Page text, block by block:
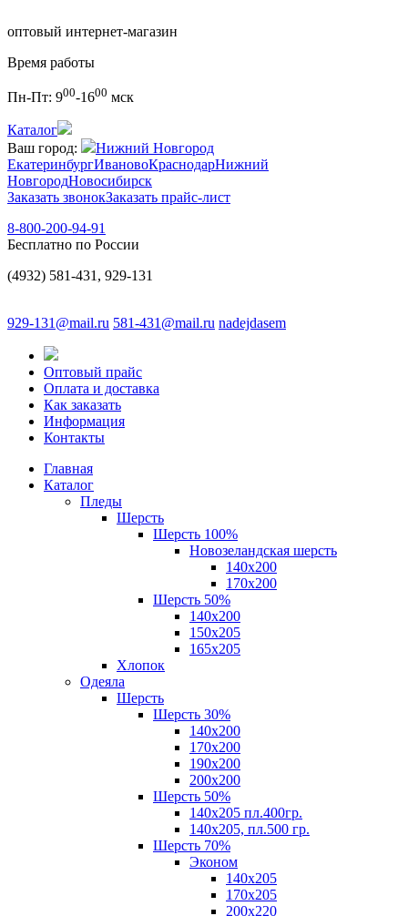
оптовый интернет-магазин
Время работы
Пн-Пт: 900-1600 мск
Каталог
Ваш город:
Нижний Новгород
ЕкатеринбургИвановоКраснодарНижний
НовгородНовосибирск
Заказать звонокЗаказать прайс-лист
8-800-200-94-91
Бесплатно по России
(4932) 581-431, 929-131
929-131@mail.ru 581-431@mail.ru nadejdasem
Оптовый прайс
Оплата и доставка
Как заказать
Информация
Контакты
Главная
Каталог
Пледы
Шерсть
Шерсть 100%
Новозеландская шерсть
140х200
170x200
Шерсть 50%
140x200
150х205
165х205
Хлопок
Одеяла
Шерсть
Шерсть 30%
140х200
170х200
190х200
200х200
Шерсть 50%
140х205 пл.400гр.
140х205, пл.500 гр.
Шерсть 70%
Эконом
140х205
170х205
200х220